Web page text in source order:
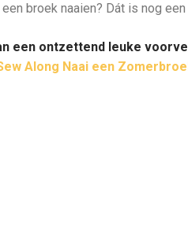
broek naaien? Dát is nog
een ontzettend leuke
Along Naai een